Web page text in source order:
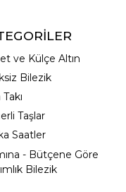
ve Külçe Altın
Bilezik
Taşlar
Saatler
- Bütçene Göre
Bilezik